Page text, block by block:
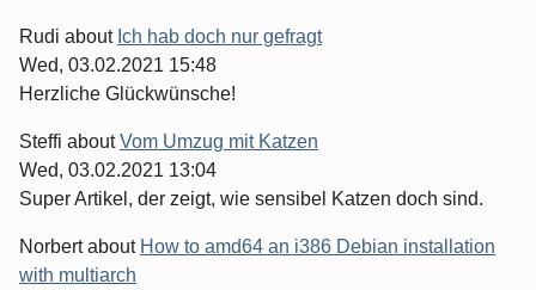
Rudi about Ich hab doch nur gefragt
Wed, 03.02.2021 15:48
Herzliche Glückwünsche!
Steffi aboutVom Umzug mit Katzen
Wed, 03.02.2021 13:04
Super Artikel, der zeigt, wie sensibel Katzen doch sind.
Norbertabout How to amd64 an i386 Debian installation
with multiarch